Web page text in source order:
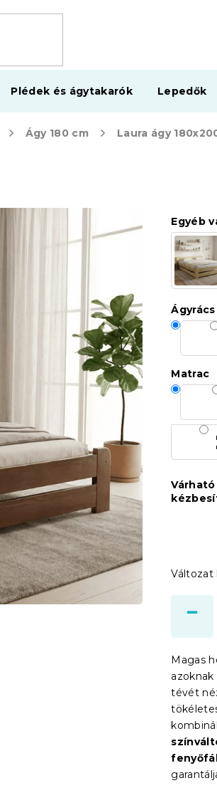
Plédek és ágytakarók Lepedők
Ágy 180 cm
Változat
Egyéb
Ágyrács
Matrac
Várható
Magas
tévét